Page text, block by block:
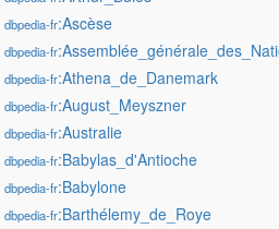
dbpedia-fr:Ascèse
dbpedia-fr
dbpedia-fr:Athena_de_Danemark
dbpedia-fr:August_Meyszner
dbpedia-fr:Australie
dbpedia-fr:Babylas_d'Antioche
dbpedia-fr:Babylone
dbpedia-fr:Barthélemy_de_Roye